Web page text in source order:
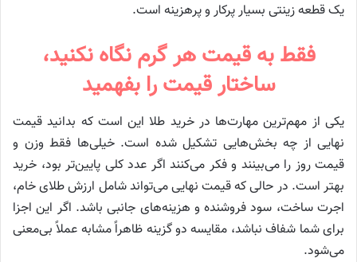
یک قطعه زینتی بسیار پرکار و پرهزینه است.
فقط به قیمت هر گرم نگاه نکنید،
ساختار قیمت را بفهمید
یکی از مهم‌ترین مهارت‌ها در خرید طلا این است که بدانید قیمت
نهایی از چه بخش‌هایی تشکیل شده است. خیلی‌ها فقط وزن و
قیمت روز را می‌بینند و فکر می‌کنند اگر عدد کلی پایین‌تر بود، خرید
بهتر است. در حالی که قیمت نهایی می‌تواند شامل ارزش طلای خام،
اجرت ساخت، سود فروشنده و هزینه‌های جانبی باشد. اگر این اجزا
برای شما شفاف نباشد، مقایسه دو گزینه ظاهراً مشابه عملاً بی‌معنی
می‌شود.